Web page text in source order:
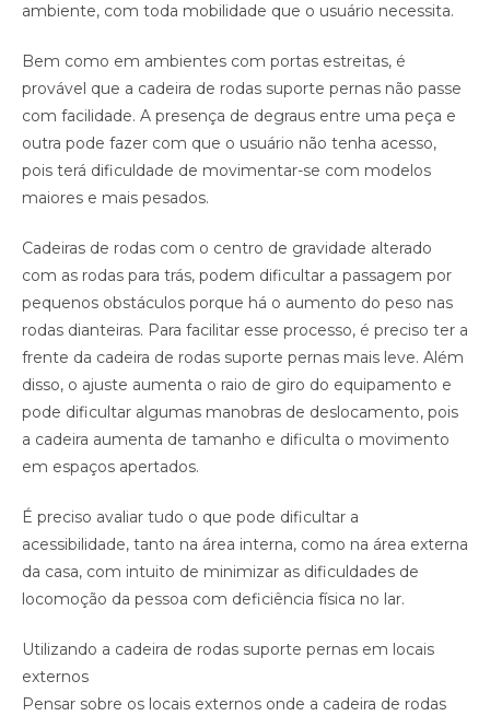
ambiente, com toda mobilidade que o usuário necessita.
Bem como em ambientes com portas estreitas, é
provável que a cadeira de rodas suporte pernas não passe
com facilidade. A presença de degraus entre uma peça e
outra pode fazer com que o usuário não tenha acesso,
pois terá dificuldade de movimentar-se com modelos
maiores e mais pesados.
Cadeiras de rodas com o centro de gravidade alterado
com as rodas para trás, podem dificultar a passagem por
pequenos obstáculos porque há o aumento do peso nas
rodas dianteiras. Para facilitar esse processo, é preciso ter a
frente da cadeira de rodas suporte pernas mais leve. Além
disso, o ajuste aumenta o raio de giro do equipamento e
pode dificultar algumas manobras de deslocamento, pois
a cadeira aumenta de tamanho e dificulta o movimento
em espaços apertados.
É preciso avaliar tudo o que pode dificultar a
acessibilidade, tanto na área interna, como na área externa
da casa, com intuito de minimizar as dificuldades de
locomoção da pessoa com deficiência física no lar.
Utilizando a cadeira de rodas suporte pernas em locais
externos
Pensar sobre os locais externos onde a cadeira de rodas